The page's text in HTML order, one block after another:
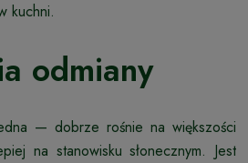
kuchni.
odmiany
— dobrze rośnie na większości
na stanowisku słonecznym. Jest